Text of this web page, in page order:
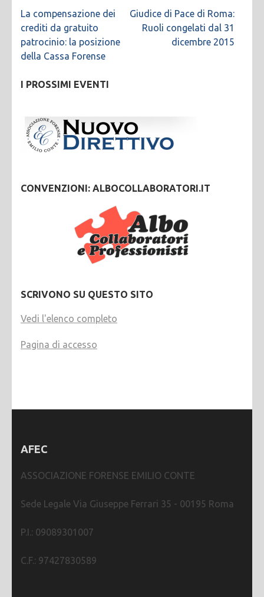
Navigazione
articoli
La compensazione dei
crediti da gratuito
patrocinio: la posizione
della Cassa Forense
Giudice di Pace di Roma:
Ruoli congelati dal 31
dicembre 2015
I PROSSIMI EVENTI
CONVENZIONI: ALBOCOLLABORATORI.IT
SCRIVONO SU QUESTO SITO
Vedi l'elenco completo
Pagina di accesso
AFEC
ASSOCIAZIONE FORENSE EMILIO CONTE
Sede Legale Via Giuseppe Ferrari 35 - 00195 Roma
P.I.: 09089301007
C.F.: 97427830589